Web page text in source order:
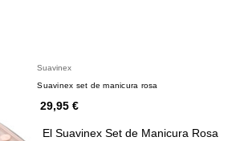
Suavinex
Suavinex set de manicura rosa
29,95 €
El Suavinex Set de Manicura Rosa